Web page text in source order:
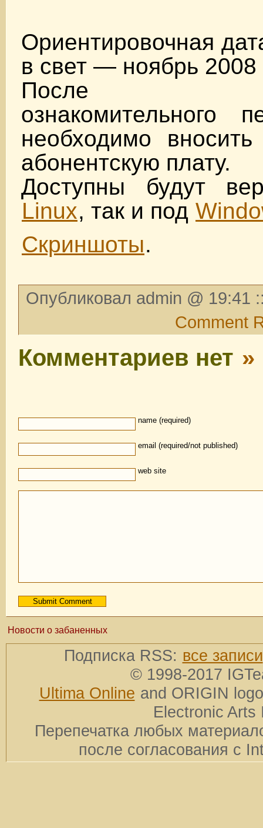
Ориентировочная
в свет — ноябрь 2008
После
ознакомительного
необходимо
абонентскую плату.
Доступны будут
Linux, так и под
Скриншоты.
Опубликовал admin @ 19:41
Comment
Комментариев нет »
name (required)
email (required/not published)
web site
Новости о забаненных
Подписка RSS: все записи
© 1998-2017
Ultima Online and ORIGIN
Electronic Arts
Перепечатка любых
после согласования с